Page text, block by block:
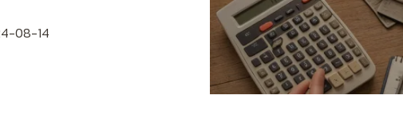
08-14